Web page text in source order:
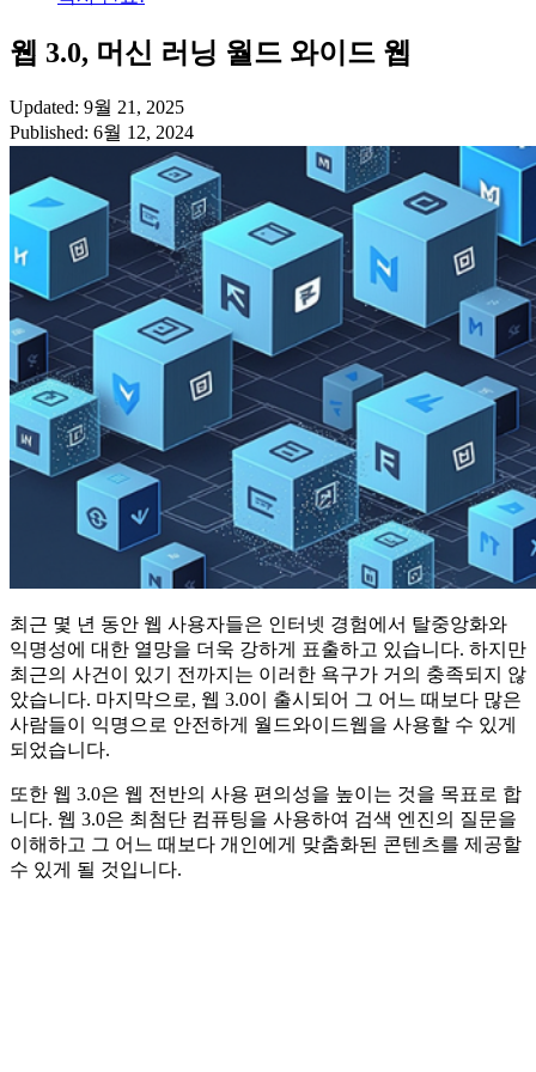
웹 3.0, 머신 러닝 월드 와이드 웹
Updated: 9월 21, 2025
Published: 6월 12, 2024
최근 몇 년 동안 웹 사용자들은 인터넷 경험에서 탈중앙화와
익명성에 대한 열망을 더욱 강하게 표출하고 있습니다. 하지만
최근의 사건이 있기 전까지는 이러한 욕구가 거의 충족되지 않
았습니다. 마지막으로, 웹 3.0이 출시되어 그 어느 때보다 많은
사람들이 익명으로 안전하게 월드와이드웹을 사용할 수 있게
되었습니다.
또한 웹 3.0은 웹 전반의 사용 편의성을 높이는 것을 목표로 합
니다. 웹 3.0은 최첨단 컴퓨팅을 사용하여 검색 엔진의 질문을
이해하고 그 어느 때보다 개인에게 맞춤화된 콘텐츠를 제공할
수 있게 될 것입니다.